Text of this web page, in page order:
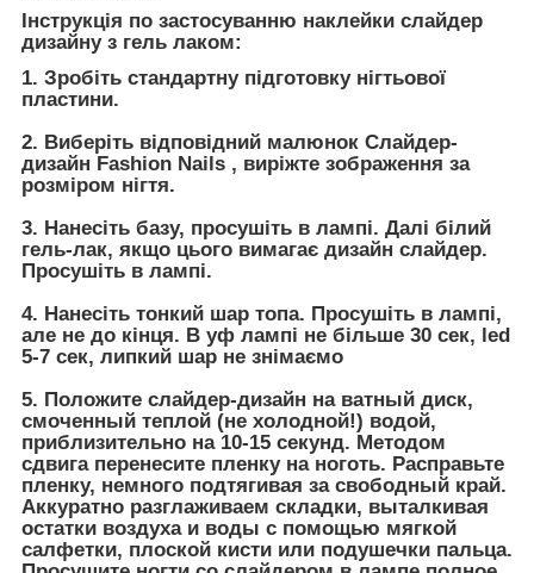
Інструкція по застосуванню наклейки слайдер
дизайну з гель лаком:
1. Зробіть стандартну підготовку нігтьової
пластини.
2. Виберіть відповідний малюнок Слайдер-
дизайн Fashion Nails , виріжте зображення за
розміром нігтя.
3. Нанесіть базу, просушіть в лампі. Далі білий
гель-лак, якщо цього вимагає дизайн слайдер.
Просушіть в лампі.
4. Нанесіть тонкий шар топа. Просушіть в лампі,
але не до кінця. В уф лампі не більше 30 сек, led
5-7 сек, липкий шар не знімаємо
5. Положите слайдер-дизайн на ватный диск,
смоченный теплой (не холодной!) водой,
приблизительно на 10-15 секунд. Методом
сдвига перенесите пленку на ноготь. Расправьте
пленку, немного подтягивая за свободный край.
Аккуратно разглаживаем складки, выталкивая
остатки воздуха и воды с помощью мягкой
салфетки, плоской кисти или подушечки пальца.